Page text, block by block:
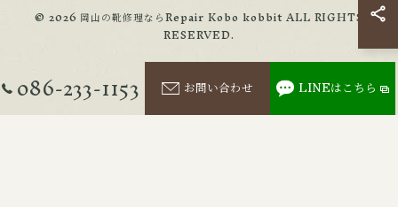
086-233-1153 お問い合わせ LINEはこちら
© 2026 岡山の靴修理ならRepair Kobo kobbit ALL RIGHTS
RESERVED.